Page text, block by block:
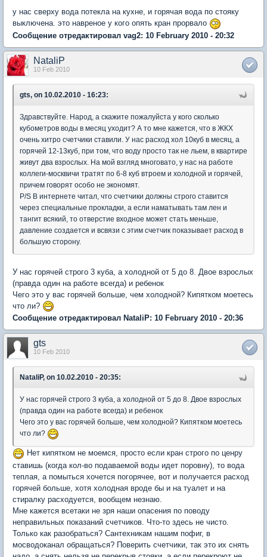
у нас сверху вода потекла на кухне, и горячая вода по стояку
выключена. это навреное у кого опять кран прорвало
Сообщение отредактировал vag2: 10 February 2010 - 20:32
NataliP
10 Feb 2010
gts, on 10.02.2010 - 16:23:
Здравствуйте. Народ, а скажите пожалуйста у кого сколько
кубометров воды в месяц уходит? А то мне кажется, что в ЖКХ
очень хитро счетчики ставили. У нас расход хол 10куб в месяц, а
горячей 12-13куб, при том, что воду просто так не льем, в квартире
живут два взрослых. На мой взгляд многовато, у нас на работе
коллеги-москвичи тратят по 6-8 куб втроем и холодной и горячей,
причем говорят особо не экономят.
P/S В интернете читал, что счетчики должны строго ставится
через специальные прокладки, а если наматывать там лен и
тангит всякий, то отверстие входное может стать меньше,
давление создается и всвязи с этим счетчик показывает расход в
большую сторону.
У нас горячей строго 3 куба, а холодной от 5 до 8. Двое взрослых
(правда один на работе всегда) и ребенок
Чего это у вас горячей больше, чем холодной? Кипятком моетесь
что ли?
Сообщение отредактировал NataliP: 10 February 2010 - 20:36
gts
10 Feb 2010
NataliP, on 10.02.2010 - 20:35:
У нас горячей строго 3 куба, а холодной от 5 до 8. Двое взрослых
(правда один на работе всегда) и ребенок
Чего это у вас горячей больше, чем холодной? Кипятком моетесь
что ли?
Нет кипятком не моемся, просто если кран строго по ценру
ставишь (когда кол-во подаваемой воды идет поровну), то вода
теплая, а помыться хочется погорячее, вот и получается расход
горячей больше, хотя холодная вроде бы и на туалет и на
стиралку расходуется, вообщем незнаю.
Мне кажется всетаки не зря наши опасения по поводу
неправильных показаний счетчиков. Что-то здесь не чисто.
Только как разобраться? Сантехникам нашим пофиг, в
мосводоканал обращаться? Поверить счетчики, так это их снять